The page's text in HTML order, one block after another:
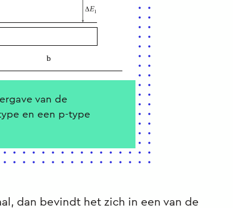
van de
en een p-type
dan bevindt het zich in een van de